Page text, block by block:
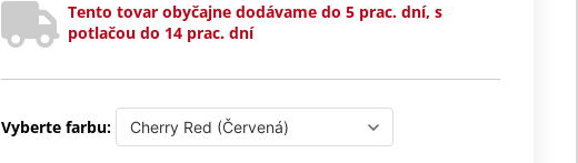
Tento tovar obyčajne dodávame do 5 prac. dní, s
potlačou do 14 prac. dní
Vyberte farbu: